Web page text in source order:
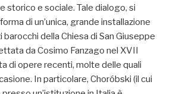
storico e sociale. Tale dialogo, si
di un’unica, grande installazione
della Chiesa di San Giuseppe
da Cosimo Fanzago nel XVII
di opere recenti, molte delle quali
In particolare, Choróbski (il cui